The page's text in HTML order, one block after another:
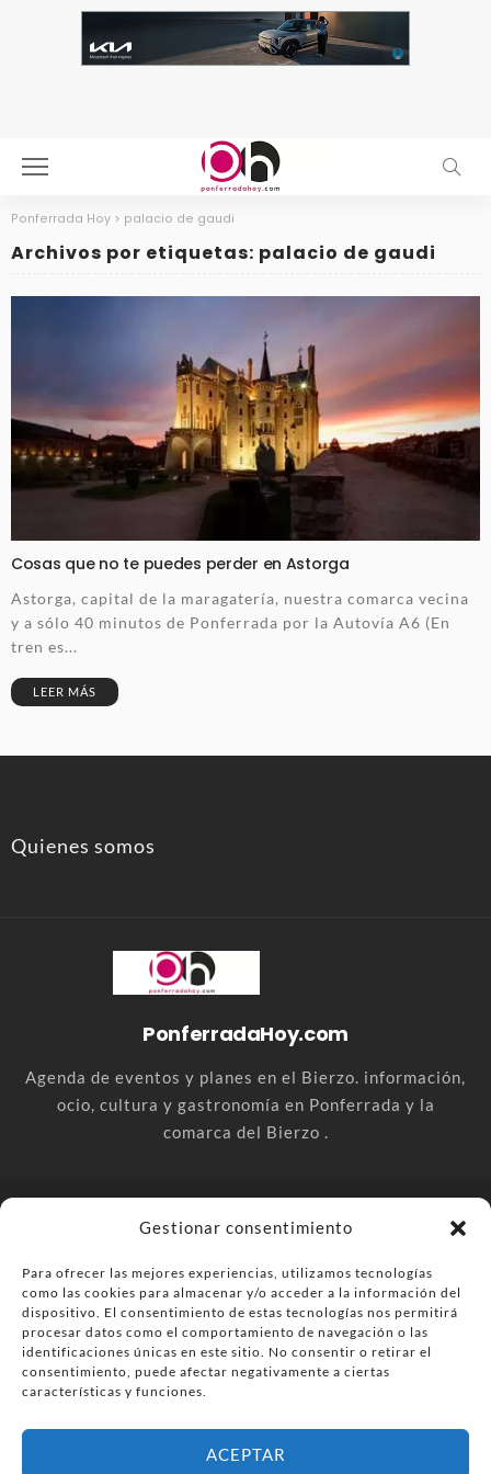
Gestionar consentimiento
Para ofrecer las mejores experiencias, utilizamos tecnologías
como las cookies para almacenar y/o acceder a la información del
dispositivo. El consentimiento de estas tecnologías nos permitirá
procesar datos como el comportamiento de navegación o las
identificaciones únicas en este sitio. No consentir o retirar el
consentimiento, puede afectar negativamente a ciertas
características y funciones.
ACEPTAR
Ponferrada Hoy > palacio de gaudi
Archivos por etiquetas: palacio de gaudi
Cosas que no te puedes perder en Astorga
Astorga, capital de la maragatería, nuestra comarca vecina
y a sólo 40 minutos de Ponferrada por la Autovía A6 (En
tren es...
LEER MÁS
Quienes somos
PonferradaHoy.com
Agenda de eventos y planes en el Bierzo. información,
ocio, cultura y gastronomía en Ponferrada y la
comarca del Bierzo .
comarca del Bierzo
Anúnciate
Más información sobre las cookies
Envía tu negocio
Contacta Política de privacidad